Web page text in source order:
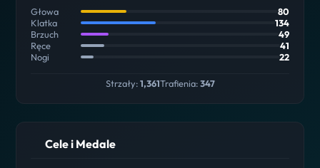
Głowa
80
Klatka
134
Brzuch
49
Ręce
41
Nogi
22
Strzały:1,361Trafienia:347
Cele i Medale